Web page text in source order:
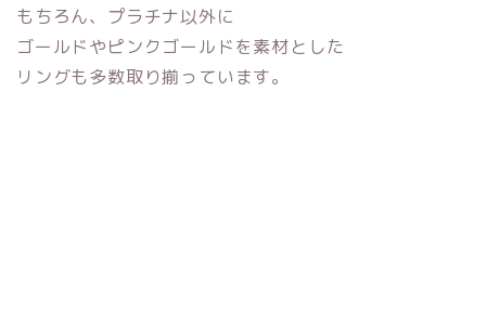
もちろん、プラチナ以外に
ゴールドやピンクゴールドを素材とした
リングも多数取り揃っています。